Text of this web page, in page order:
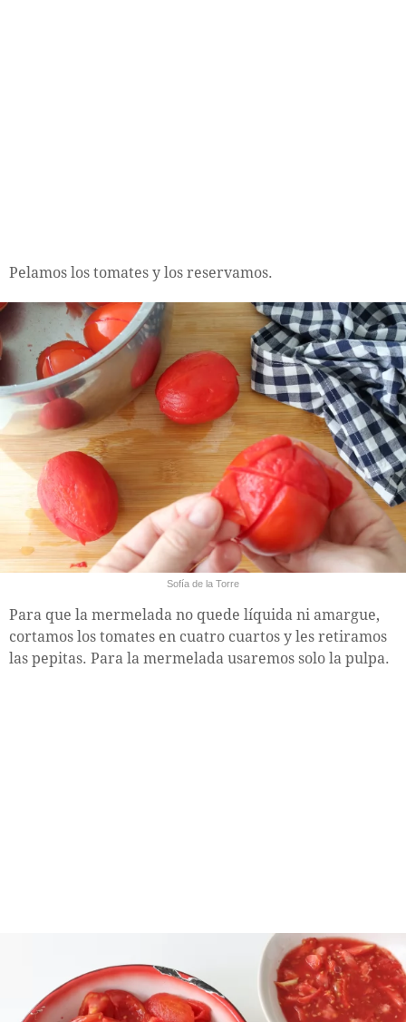
Pelamos los tomates y los reservamos.
Sofía de la Torre
Para que la mermelada no quede líquida ni amargue,
cortamos los tomates en cuatro cuartos y les retiramos
las pepitas. Para la mermelada usaremos solo la pulpa.